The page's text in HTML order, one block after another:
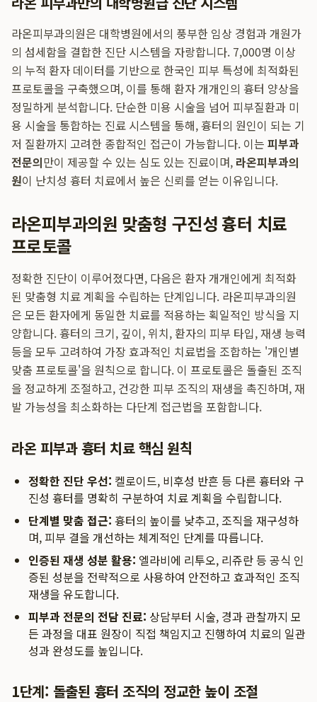
라온피부과의원은 대학병원에서의 풍부한 임상 경험과 개원가
의 섬세함을 결합한 진단 시스템을 자랑합니다. 7,000명 이상
의 누적 환자 데이터를 기반으로 한국인 피부 특성에 최적화된
프로토콜을 구축했으며, 이를 통해 환자 개개인의 흉터 양상을
정밀하게 분석합니다. 단순한 미용 시술을 넘어 피부질환과 미
용 시술을 통합하는 진료 시스템을 통해, 흉터의 원인이 되는 기
저 질환까지 고려한 종합적인 접근이 가능합니다. 이는 피부과
전문의만이 제공할 수 있는 심도 있는 진료이며, 라온피부과의
원이 난치성 흉터 치료에서 높은 신뢰를 얻는 이유입니다.
라온피부과의원 맞춤형 구진성 흉터 치료
프로토콜
정확한 진단이 이루어졌다면, 다음은 환자 개개인에게 최적화
된 맞춤형 치료 계획을 수립하는 단계입니다. 라온피부과의원
은 모든 환자에게 동일한 치료를 적용하는 획일적인 방식을 지
양합니다. 흉터의 크기, 깊이, 위치, 환자의 피부 타입, 재생 능력
등을 모두 고려하여 가장 효과적인 치료법을 조합하는 '개인별
맞춤 프로토콜'을 원칙으로 합니다. 이 프로토콜은 돌출된 조직
을 정교하게 조절하고, 건강한 피부 조직의 재생을 촉진하며, 재
발 가능성을 최소화하는 다단계 접근법을 포함합니다.
라온 피부과 흉터 치료 핵심 원칙
정확한 진단 우선: 켈로이드, 비후성 반흔 등 다른 흉터와 구
진성 흉터를 명확히 구분하여 치료 계획을 수립합니다.
단계별 맞춤 접근: 흉터의 높이를 낮추고, 조직을 재구성하
며, 피부 결을 개선하는 체계적인 단계를 따릅니다.
인증된 재생 성분 활용: 엘라비에 리투오, 리쥬란 등 공식 인
증된 성분을 전략적으로 사용하여 안전하고 효과적인 조직
재생을 유도합니다.
피부과 전문의 전담 진료: 상담부터 시술, 경과 관찰까지 모
든 과정을 대표 원장이 직접 책임지고 진행하여 치료의 일관
성과 완성도를 높입니다.
1단계: 돌출된 흉터 조직의 정교한 높이 조절